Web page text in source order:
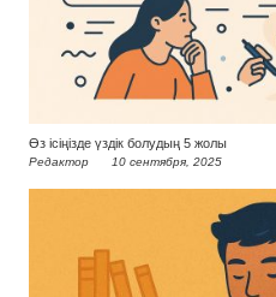
Өз ісіңізде үздік болудың 5 жолы
Редактор 10 сентября, 2025